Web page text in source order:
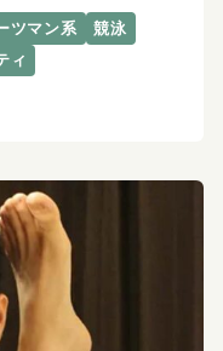
ツマン系
競泳
ィ